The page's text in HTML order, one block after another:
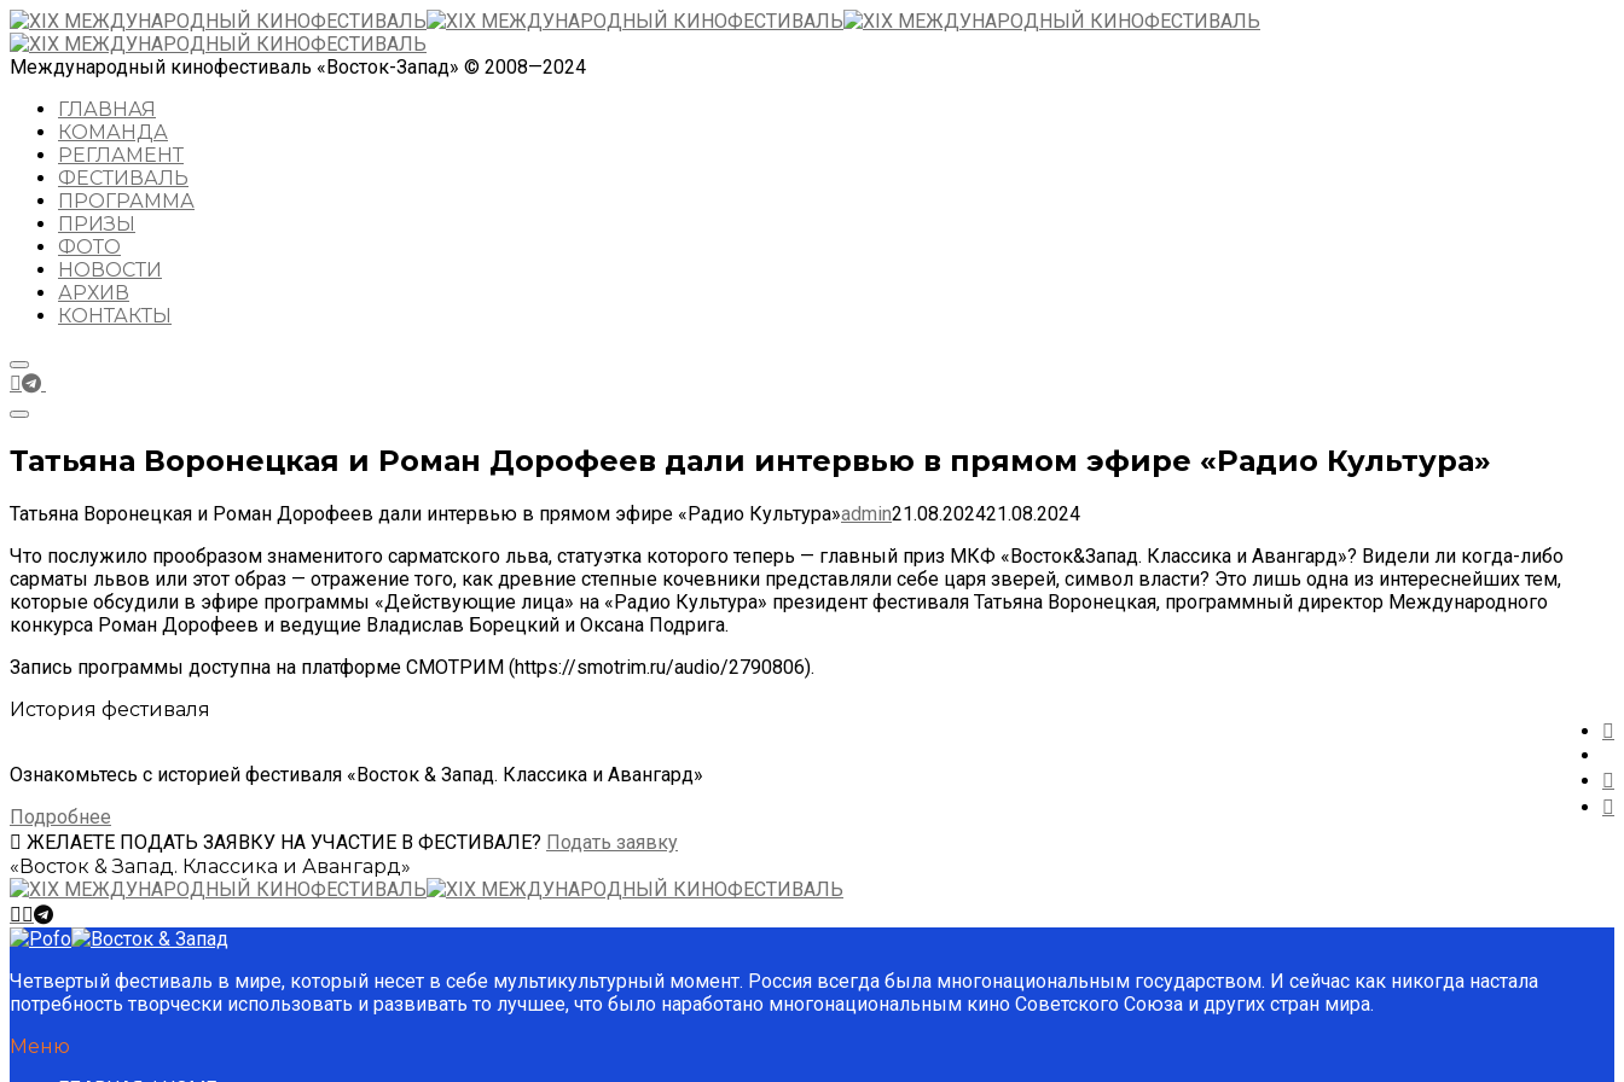
Международный кинофестиваль «Восток-Запад» © 2008—2024
ГЛАВНАЯ
КОМАНДА
РЕГЛАМЕНТ
ФЕСТИВАЛЬ
ПРОГРАММА
ПРИЗЫ
ФОТО
НОВОСТИ
АРХИВ
КОНТАКТЫ
Татьяна Воронецкая и Роман Дорофеев дали интервью в прямом эфире «Радио Культура»
Татьяна Воронецкая и Роман Дорофеев дали интервью в прямом эфире «Радио Культура»admin21.08.202421.08.2024
Что послужило прообразом знаменитого сарматского льва, статуэтка которого теперь — главный приз МКФ «Восток&Запад. Классика и Авангард»? Видели ли когда-либо
сарматы львов или этот образ — отражение того, как древние степные кочевники представляли себе царя зверей, символ власти? Это лишь одна из интереснейших тем,
которые обсудили в эфире программы «Действующие лица» на «Радио Культура» президент фестиваля Татьяна Воронецкая, программный директор Международного
конкурса Роман Дорофеев и ведущие Владислав Борецкий и Оксана Подрига.
Запись программы доступна на платформе СМОТРИМ (https://smotrim.ru/audio/2790806).
История фестиваля
Ознакомьтесь с историей фестиваля «Восток & Запад. Классика и Авангард»
Подробнее
ЖЕЛАЕТЕ ПОДАТЬ ЗАЯВКУ НА УЧАСТИЕ В ФЕСТИВАЛЕ? Подать заявку
«Восток & Запад. Классика и Авангард»
Четвертый фестиваль в мире, который несет в себе мультикультурный момент. Россия всегда была многонациональным государством. И сейчас как никогда настала
потребность творчески использовать и развивать то лучшее, что было наработано многонациональным кино Советского Союза и других стран мира.
Меню